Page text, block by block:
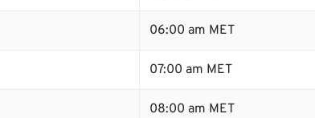
06:00 am MET
07:00 am MET
08:00 am MET